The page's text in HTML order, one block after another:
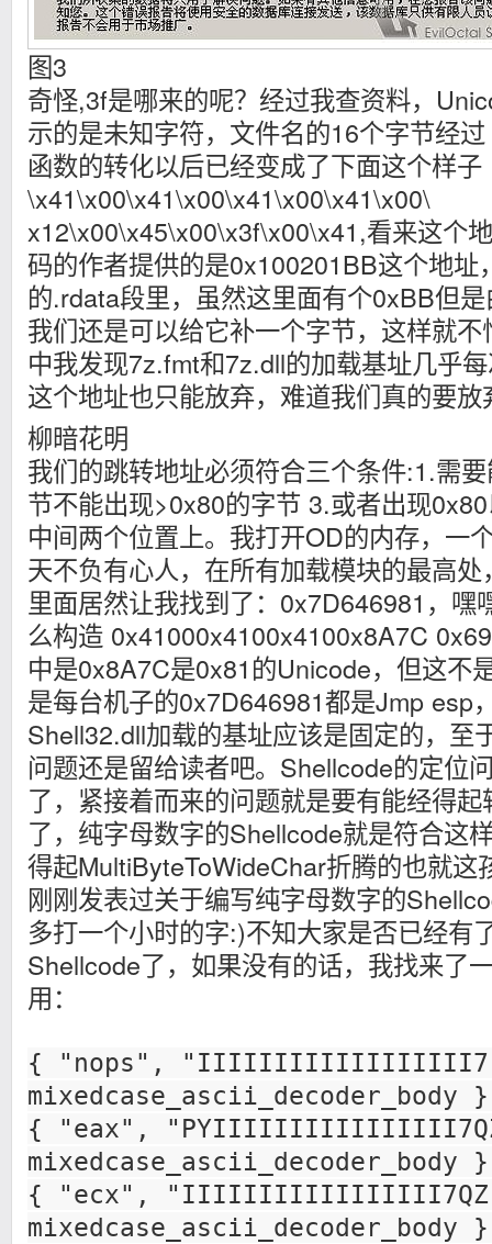
图3
奇怪,3f是哪来的呢？经过我查资料，
示的是未知字符，文件名的16个字节经
函数的转化以后已经变成了下面这个样子
\x41\x00\x41\x00\x41\x00\x41\x00\
x12\x00\x45\x00\x3f\x00\x41,看来这个
码的作者提供的是0x100201BB这个地址
的.rdata段里，虽然这里面有个0xBB但
我们还是可以给它补一个字节，这样就
中我发现7z.fmt和7z.dll的加载基址几乎
这个地址也只能放弃，难道我们真的要放
柳暗花明
我们的跳转地址必须符合三个条件:1.需
节不能出现>0x80的字节 3.或者出现
中间两个位置上。我打开OD的内存，一
天不负有心人，在所有加载模块的最高
里面居然让我找到了：0x7D646981，嘿
么构造 0x41000x4100x4100x8A7C
中是0x8A7C是0x81的Unicode，但这不
是每台机子的0x7D646981都是Jmp esp
Shell32.dll加载的基址应该是固定的，至
问题还是留给读者吧。Shellcode的定位
了，紧接着而来的问题就是要有能经得
了，纯字母数字的Shellcode就是符合这
得起MultiByteToWideChar折腾的也就这
刚刚发表过关于编写纯字母数字的
多打一个小时的字:)不知大家是否已经有
Shellcode了，如果没有的话，我找来了
用：
{ "nops",
mixedcase_ascii_decoder_body
{ "eax",
mixedcase_ascii_decoder_body
{ "ecx",
mixedcase_ascii_decoder_body